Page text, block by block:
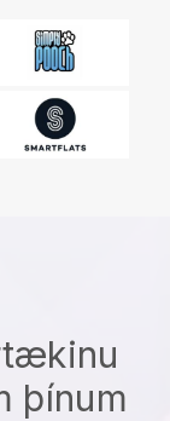
þínum